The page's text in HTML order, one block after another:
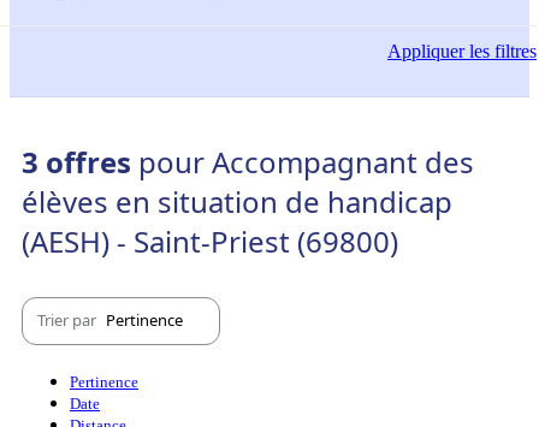
Appliquerles filtres
3 offres pour Accompagnant des
élèves en situation de handicap
(AESH) - Saint-Priest (69800)
Trier par Pertinence
Pertinence
Date